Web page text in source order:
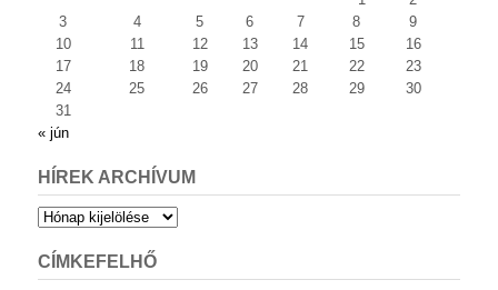
3
4 5 6 7 8
9
10
11 12 13 14 15
16
17
18 19 20 21 22
23
24
25 26 27 28 29
30
31
« jún
HÍREK ARCHÍVUM
Hírek
CÍMKEFELHŐ